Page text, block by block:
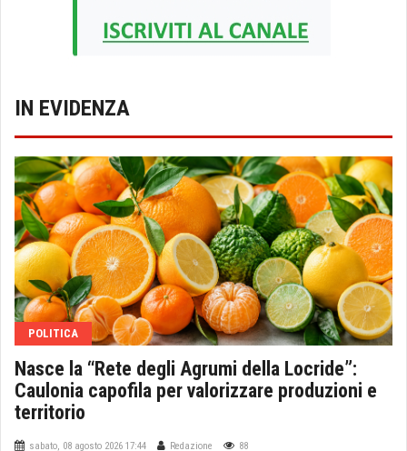
IN EVIDENZA
POLITICA
Nasce la “Rete degli Agrumi della Locride”:
Caulonia capofila per valorizzare produzioni e
territorio
sabato, 08 agosto 2026 17:44 Redazione 88